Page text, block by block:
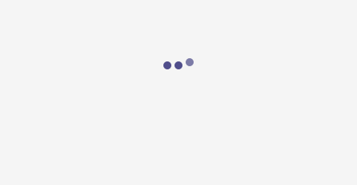
Loading...